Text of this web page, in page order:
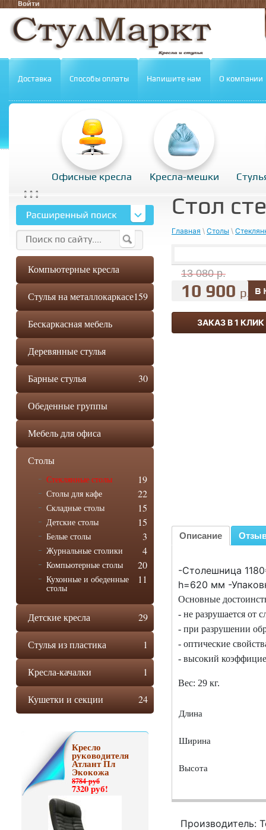
Войти
Доставка Способы оплаты Напишите нам О компании
Офисные кресла Кресла-мешки
Компьютерные кресла
159
Стулья на металлокаркасе
Бескаркасная мебель
Деревянные стулья
30
Барные стулья
Обеденные группы
Мебель для офиса
Столы
19
Стеклянные столы
22
Столы для кафе
15
Складные столы
15
Детские столы
3
Белые столы
4
Журнальные столики
20
Компьютерные столы
11
Кухонные и обеденные
столы
29
Детские кресла
1
Стулья из пластика
1
Кресла-качалки
24
Кушетки и секции
Кресло
руководителя
Атлант Пл
Экокожа
8784 руб
7320 руб!
Стол
Главная \ Столы \
13 080 р.
10 900 р.
ЗАКАЗ В 1 КЛИК
Описание
-Столешница
h=620 мм -
Основные
- не разрушается от
- при разрушении
- оптические
- высокий
Вес: 29 кг.
Длина
Ширина
Высота
Производитель: